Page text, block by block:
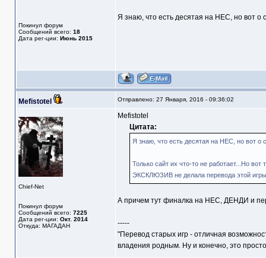
Покинул форум
Сообщений всего: 18
Дата рег-ции: Июнь 2015
Я знаю, что есть десятая на НЕС, но вот о
Mefistotel Отправлено: 27 Января, 2016 - 09:36:02
Chief-Net
Покинул форум
Сообщений всего: 7225
Дата рег-ции: Окт. 2014
Откуда: МАГАДАН
Mefistotel
Цитата:
Я знаю, что есть десятая на НЕС, но вот о
Только сайт их что-то не работает...Но
ЭКСКЛЮЗИВ не делала перевода этой
А причем тут финалка на НЕС, ДЕНДИ и
-----
"Перевод старых игр - отличная
владения родным. Ну и конечно, это